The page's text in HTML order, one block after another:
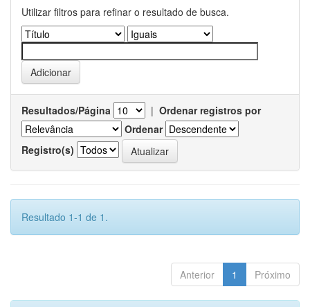
Utilizar filtros para refinar o resultado de busca.
Resultados/Página | Ordenar registros por
Ordenar
Registro(s)
Resultado 1-1 de 1.
Anterior 1 Próximo